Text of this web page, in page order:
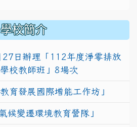
學校簡介
日辦理「112年度淨零排放
校教師班」8場次
育發展國際增能工作坊」
候變遷環境教育營隊」